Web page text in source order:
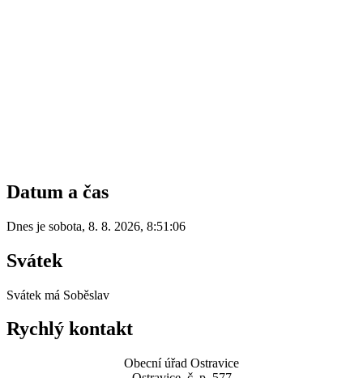
Datum a čas
Dnes je sobota, 8. 8. 2026, 8:51:06
Svátek
Svátek má Soběslav
Rychlý kontakt
Obecní úřad Ostravice